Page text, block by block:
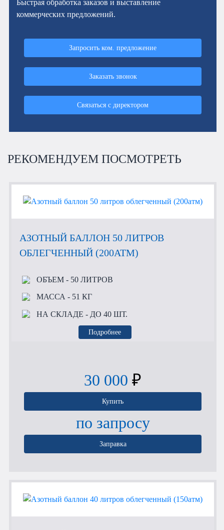
Быстрая обработка заказов и выставление
коммерческих предложений.
Запросить ком. предложение
Заказать звонок
Связаться с директором
РЕКОМЕНДУЕМ ПОСМОТРЕТЬ
АЗОТНЫЙ БАЛЛОН 50 ЛИТРОВ
ОБЛЕГЧЕННЫЙ (200АТМ)
ОБЪЕМ- 50 ЛИТРОВ
МАССА - 51 КГ
НА СКЛАДЕ - ДО 40 ШТ.
Подробнее
30 000 ₽
Купить
по запросу
Заправка